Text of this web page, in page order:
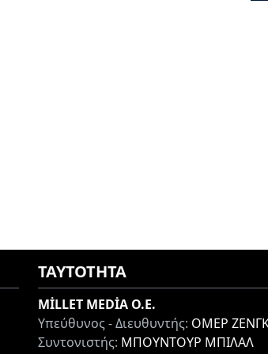
ΤΑΥΤΟΤΗΤΑ
MİLLET MEDİA O.E.
Υπεύθυνος - Διευθυντής: ΟΜΕΡ
Συντονιστής: ΜΠΟΥΝΤΟΥΡ ΜΠΙΛΑΛ